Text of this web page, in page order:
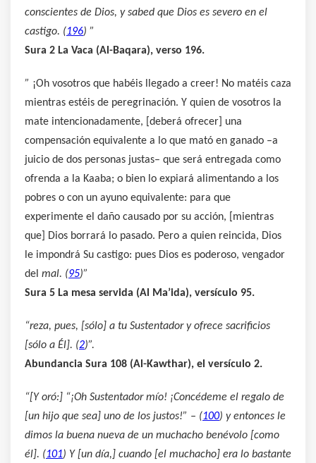
conscientes de Dios, y sabed que Dios es severo en el
castigo. (196) ”
Sura 2 La Vaca (Al-Baqara), verso 196.
” ¡Oh vosotros que habéis llegado a creer! No matéis caza
mientras estéis de peregrinación. Y quien de vosotros la
mate intencionadamente, [deberá ofrecer] una
compensación equivalente a lo que mató en ganado –a
juicio de dos personas justas– que será entregada como
ofrenda a la Kaaba; o bien lo expiará alimentando a los
pobres o con un ayuno equivalente: para que
experimente el daño causado por su acción, [mientras
que] Dios borrará lo pasado. Pero a quien reincida, Dios
le impondrá Su castigo: pues Dios es poderoso, vengador
del mal. (95)”
Sura 5 La mesa servida (Al Ma’ida), versículo 95.
“reza, pues, [sólo] a tu Sustentador y ofrece sacrificios
[sólo a Él]. (2)”.
Abundancia Sura 108 (Al-Kawthar), el versículo 2.
“[Y oró:] “¡Oh Sustentador mío! ¡Concédeme el regalo de
[un hijo que sea] uno de los justos!” – (100) y entonces le
dimos la buena nueva de un muchacho benévolo [como
él]. (101) Y [un día,] cuando [el muchacho] era lo bastante